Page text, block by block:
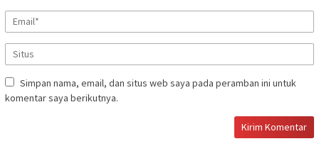
Simpan nama, email, dan situs web saya pada peramban ini untuk
komentar saya berikutnya.